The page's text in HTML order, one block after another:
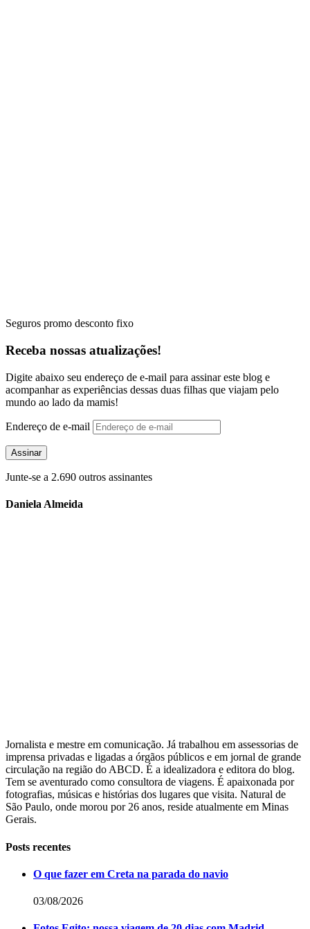
Seguros promo desconto fixo
Receba nossas atualizações!
Digite abaixo seu endereço de e-mail para assinar este blog e
acompanhar as experiências dessas duas filhas que viajam pelo
mundo ao lado da mamis!
Endereço de e-mail
Assinar
Junte-se a 2.690 outros assinantes
Daniela Almeida
Jornalista e mestre em comunicação. Já trabalhou em assessorias de
imprensa privadas e ligadas a órgãos públicos e em jornal de grande
circulação na região do ABCD. É a idealizadora e editora do blog.
Tem se aventurado como consultora de viagens. É apaixonada por
fotografias, músicas e histórias dos lugares que visita. Natural de
São Paulo, onde morou por 26 anos, reside atualmente em Minas
Gerais.
Posts recentes
O que fazer em Creta na parada do navio
03/08/2026